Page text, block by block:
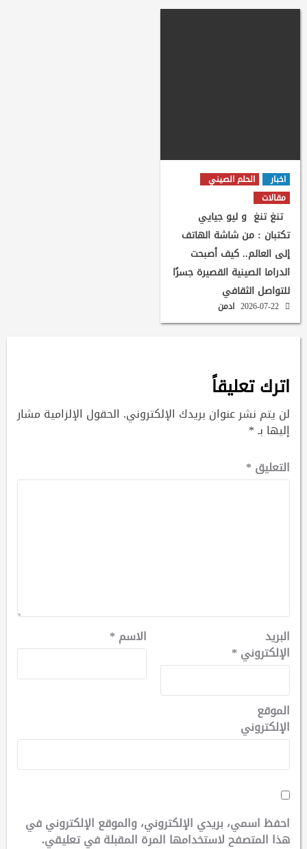
اخبار
الحلم الصيني
مقالات
تنغ تنغ و ليو جيايي
تكتبان : من شاشة الهاتف
إلى العالم.. كيف أصبحت
الدراما الصينية القصيرة جسرًا
للتواصل الثقافي
ادمن
اترك تعليقاً
لن يتم نشر عنوان بريدك الإلكتروني. الحقول الإلزامية مشار
إليها بـ*
التعليق *
الاسم * البريد
الإلكتروني *
الموقع
الإلكتروني
احفظ اسمي، بريدي الإلكتروني، والموقع الإلكتروني في
هذا المتصفح لاستخدامها المرة المقبلة في تعليقي.